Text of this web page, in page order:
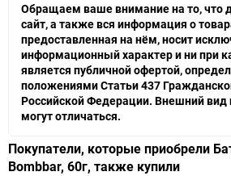
Обращаем ваше внимание на то, что
сайт, а также вся информация о
предоставленная на нём, носит
информационный характер и ни при
является публичной офертой,
положениями Статьи 437
Российской Федерации. Внешний вид
могут отличаться.
Покупатели, которые приобрели
Bombbar, 60г, также купили